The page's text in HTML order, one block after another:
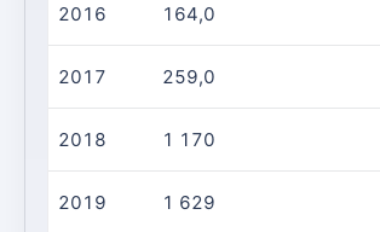
2016 164,0
2017 259,0
2018 1 170
2019 1 629